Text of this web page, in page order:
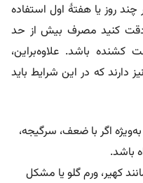
روز یا هفتۀ اول استفاده
کنید مصرف بیش از حد
کشنده باشد. علاوه‌براین،
که در این شرایط باید
اگر با ضعف، سرگیجه،
باشد.
کهیر، ورم گلو یا مشکل